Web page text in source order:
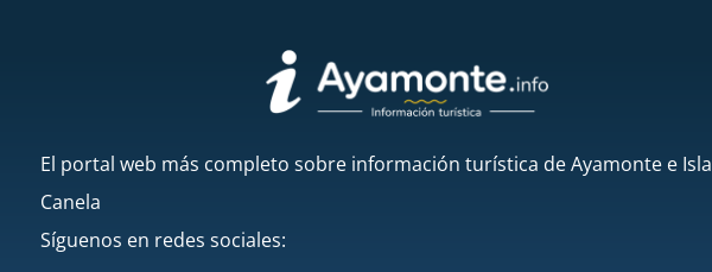
El portal web más completo sobre información turística de Ayamonte e Isla
Canela
Síguenos en redes sociales: